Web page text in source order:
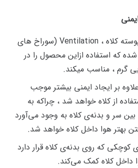
درقسمت بالایی پوسته کلاه ، Ventilation (سوراخ های
که استفاده ازاین محصول را در
گرم ، مناسب میکند.
بر ایجاد ایمنی بیشتر موجب
از کلاه خواهد شد ، چراکه به
سر و بدنه‌ی کلاه به ‌وجود می‌آورد
بهتر هوا داخل کلاه خواهد شد.
کوچکی که روی بدنه‌ی کلاه قرار دارد
داخل کلاه کمک می‌کند.